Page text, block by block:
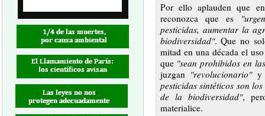
Por ello aplauden que
reconozca que es
pesticidas, aumentar la
biodiversidad". Que no
mitad en una década el
que "sean prohibidos en
juzgan "revolucionario"y
pesticidas sintéticos son
de la biodiversidad",
materialice.